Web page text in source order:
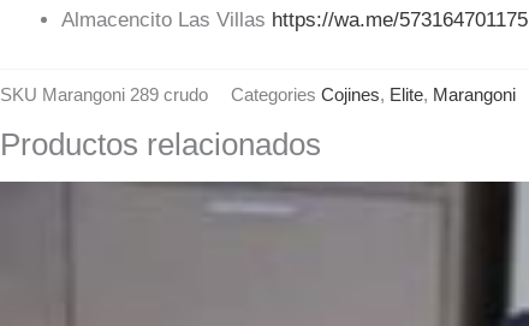
Almacencito Las Villas https://wa.me/573164701175
SKU Marangoni 289 crudo Categories Cojines, Elite, Marangoni
Productos relacionados